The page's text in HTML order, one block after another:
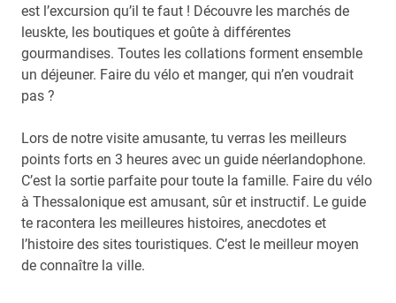
est l’excursion qu’il te faut ! Découvre les marchés de
leuskte, les boutiques et goûte à différentes
gourmandises. Toutes les collations forment ensemble
un déjeuner. Faire du vélo et manger, qui n’en voudrait
pas ?
Lors de notre visite amusante, tu verras les meilleurs
points forts en 3 heures avec un guide néerlandophone.
C’est la sortie parfaite pour toute la famille. Faire du vélo
à Thessalonique est amusant, sûr et instructif. Le guide
te racontera les meilleures histoires, anecdotes et
l’histoire des sites touristiques. C’est le meilleur moyen
de connaître la ville.